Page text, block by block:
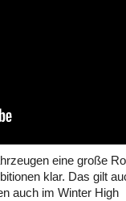
eine große
klar. Das gilt
auch im Winter High